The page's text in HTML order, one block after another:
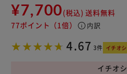
¥7,700(税込) 送料無料
77ポイント （1倍） info 内訳
4.67 3件 イチオシ
イチオシ